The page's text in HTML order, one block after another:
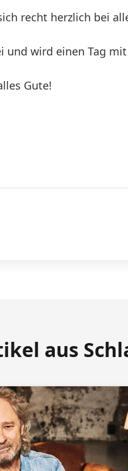
recht herzlich bei
und wird einen Tag
Gute!
aus